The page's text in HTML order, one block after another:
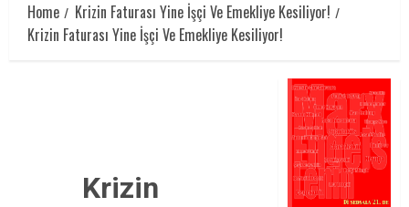
Home
Krizin Faturası Yine İşçi Ve Emekliye Kesiliyor!
Krizin Faturası Yine İşçi Ve Emekliye Kesiliyor!
Krizin